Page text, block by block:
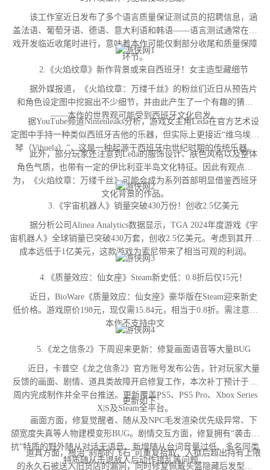
该工作室近日发布了多个语言质量保证测试员的招聘信息，涵
盖法语、葡萄牙语、德语、意大利语和韩语——语言测试通常在游
戏开发临近收尾时进行，意味着本作可能仅剩部分收尾和质量保障
环节。
2.《火焰纹章》新作背景或来自西班牙！女主造型藏细节
据外媒报道，《火焰纹章：万缕千丝》的粉丝们近日从预告片
和角色设定图中挖掘出不少细节，并由此产生了一个有趣的猜测
——本作的世界观可能受到西班牙文化启发。
据YouTube频道Nintenleaks分析，游戏女主角Leda在官方艺术设
定图中手持一种类似西班牙吉他的乐器，但实际上更接近“维乌埃拉
琴（Vihuela）”，这是一种起源于西班牙中世纪时期的传统乐器。
此外，部分玩家还注意到Leda的服饰设计、肤色风格以及整体
角色气质，也带有一定的伊比利亚半岛文化特征。因此有观点认
为，《火焰纹章：万缕千丝》可能会成为系列首部明显借鉴西班牙
文化背景的作品。
3.《宇宙机器人》销量突破430万份！创收2.5亿美元
据分析公司Alinea Analytics数据显示，TGA 2024年度游戏《宇
宙机器人》全球销量已突破430万套，创收2.5亿美元。考虑到其开发
成本远低于1亿美元，这款游戏为索尼带来了相当可观的利润。
4.《质量效应：仙女座》Steam新史低：0.8折后仅15元！
近日，BioWare《质量效应：仙女座》豪华版在Steam迎来新史
低价格。游戏原价198元，现仅需15.84元，相当于0.8折。需注意，
本作不支持中文
5.《龙之信条2》下周迎来更新：修复画面语音等大量BUG
近日，卡普空《龙之信条2》官方账号发布公告，针对玩家大量
反馈的画面、剧情、道具类故障开启修复工作，本次补丁预计于下
周内完成制作并全平台推送。更新覆盖PS5、PS5 Pro、Xbox Series
X|S及Steam全平台。
更新如下：
画面方面，修复觉醒者、随从及NPC毛发渲染优先级异常、下
颌宽度失真等人物建模变形BUG。剧情交互方面，修复拥有“袭击对
抗”特质的野外随从对话无语音、新增随从台词音量过低、多名同类
特质随从击退敌人后动作错乱等问题。
道具方面，根治“刹那的飞石”可重复拾取、入狱后超出持有上限
的永久石被送入旧货店的漏洞，同时修复佩戴头盔隐藏后发型异